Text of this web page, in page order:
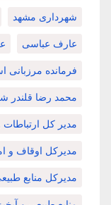
شهرداری مشهد
عارف عباسی
فرمانده
محمد رضا قلندر
مدیر کل
مدیرکل اوقاف و
مدیرکل منابع